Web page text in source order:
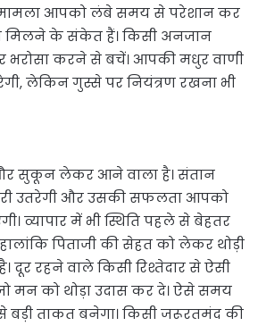
मामला आपको लंबे समय से परेशान कर
मिलने के संकेत हैं। किसी अनजान
भरोसा करने से बचें। आपकी मधुर वाणी
लेकिन गुस्से पर नियंत्रण रखना भी
सुकून लेकर आने वाला है। संतान
उतरेगी और उसकी सफलता आपको
व्यापार में भी स्थिति पहले से बेहतर
हालांकि पिताजी की सेहत को लेकर थोड़ी
दूर रहने वाले किसी रिश्तेदार से ऐसी
मन को थोड़ा उदास कर दे। ऐसे समय
बड़ी ताकत बनेगा। किसी जरूरतमंद की